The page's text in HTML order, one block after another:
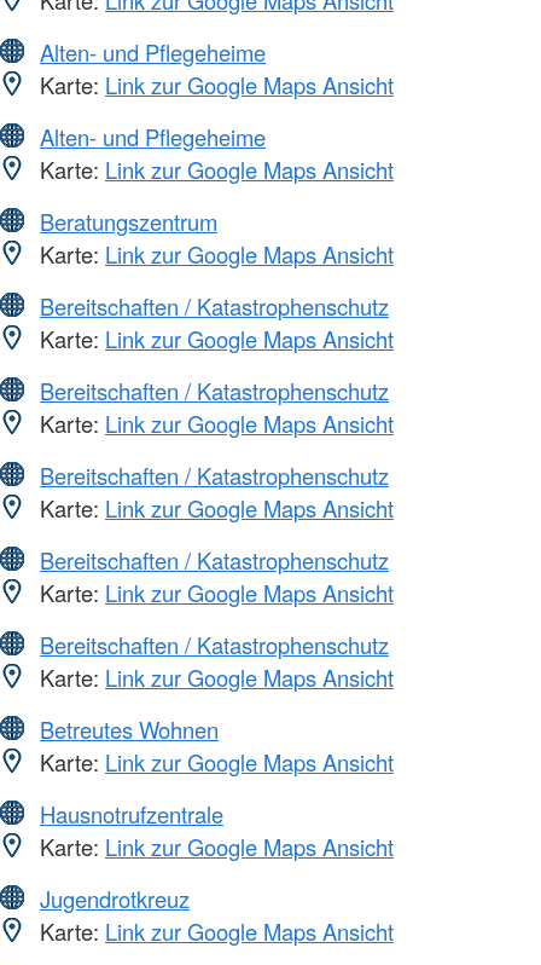
Alten- und Pflegeheime
Karte: Link zur Google Maps Ansicht
Alten- und Pflegeheime
Karte: Link zur Google Maps Ansicht
Beratungszentrum
Karte: Link zur Google Maps Ansicht
Bereitschaften / Katastrophenschutz
Karte: Link zur Google Maps Ansicht
Bereitschaften / Katastrophenschutz
Karte: Link zur Google Maps Ansicht
Bereitschaften / Katastrophenschutz
Karte: Link zur Google Maps Ansicht
Bereitschaften / Katastrophenschutz
Karte: Link zur Google Maps Ansicht
Bereitschaften / Katastrophenschutz
Karte: Link zur Google Maps Ansicht
Betreutes Wohnen
Karte: Link zur Google Maps Ansicht
Hausnotrufzentrale
Karte: Link zur Google Maps Ansicht
Jugendrotkreuz
Karte: Link zur Google Maps Ansicht